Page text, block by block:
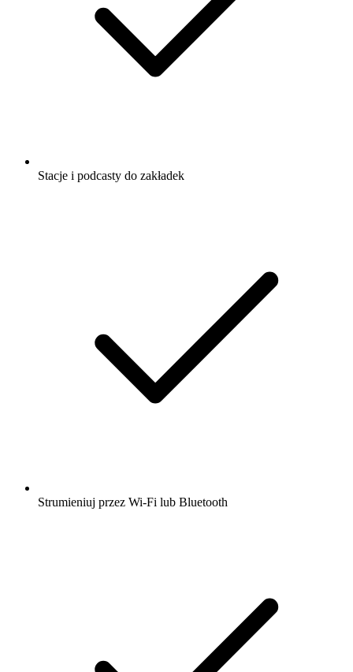
Stacje i podcasty do zakładek
Strumieniuj przez Wi-Fi lub Bluetooth